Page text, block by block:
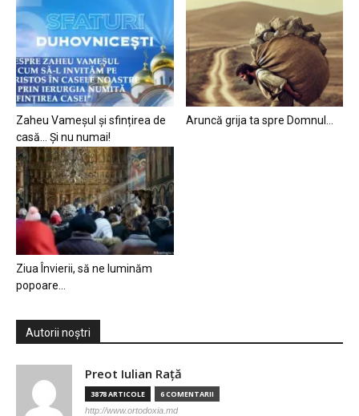
Zaheu Vameșul și sfințirea de
casă… Și nu numai!
Aruncă grija ta spre Domnul…
Ziua Învierii, să ne luminăm
popoare…
Autorii noștri
Preot Iulian Raţă
3878 ARTICOLE 6 COMENTARII
http://www.ortodoxia.md